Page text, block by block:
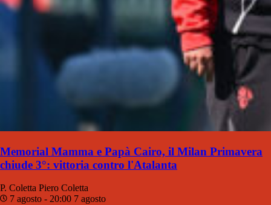
Memorial Mamma e Papà Cairo, il Milan Primavera
chiude 3°: vittoria contro l'Atalanta
P. Coletta Piero Coletta
7 agosto - 20:00 7 agosto